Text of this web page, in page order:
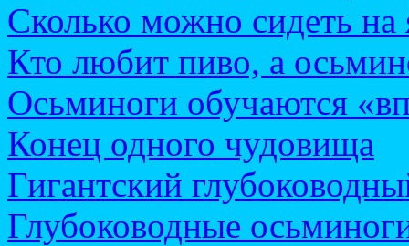
Сколько можно сидеть на
Кто любит пиво, а
Осьминоги обучаются
Конец одного чудовища
Гигантский
Глубоководные